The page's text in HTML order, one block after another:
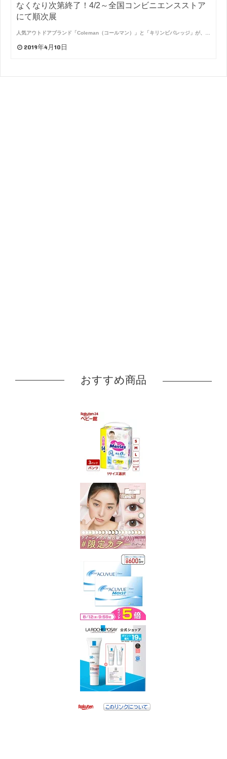
なくなり次第終了！4/2～全国コンビニエンスストア
にて順次展
人気アウトドアブランド「Coleman（コールマン）」と「キリンビバレッジ」が、…
2019年4月10日
おすすめ商品